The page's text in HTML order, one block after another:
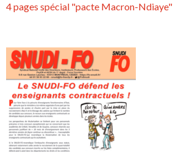
4 pages spécial "pacte Macron-Ndiaye"